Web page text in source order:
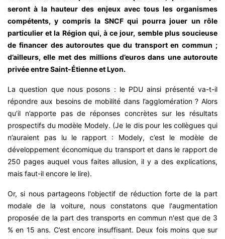
seront à la hauteur des enjeux avec tous les organismes
compétents, y compris la SNCF qui pourra jouer un rôle
particulier et la Région qui, à ce jour, semble plus soucieuse
de financer des autoroutes que du transport en commun ;
d’ailleurs, elle met des millions d’euros dans une autoroute
privée entre Saint-Étienne etLyon.
La question que nous posons : le PDU ainsi présenté va-t-il
répondre aux besoins de mobilité dans l’agglomération ? Alors
qu’il n’apporte pas de réponses concrètes sur les résultats
prospectifs du modèle Modely. (Je le dis pour les collègues qui
n’auraient pas lu le rapport : Modely, c’est le modèle de
développement économique du transport et dans le rapport de
250 pages auquel vous faites allusion, il y a des explications,
mais faut-il encore le lire).
Or, si nous partageons l'objectif de réduction forte de la part
modale de la voiture, nous constatons que l'augmentation
proposée de la part des transports en commun n'est que de 3
% en 15 ans. C’est encore insuffisant. Deux fois moins que sur